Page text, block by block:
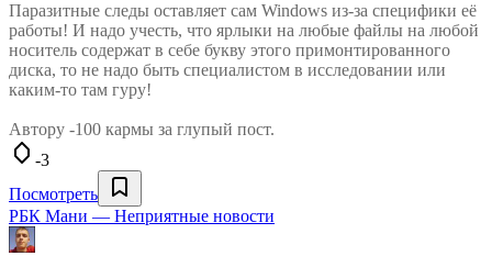
Паразитные следы оставляет сам Windows из-за специфики её
работы! И надо учесть, что ярлыки на любые файлы на любой
носитель содержат в себе букву этого примонтированного
диска, то не надо быть специалистом в исследовании или
каким-то там гуру!
Автору -100 кармы за глупый пост.
-3
Посмотреть
РБК Мани — Неприятные новости